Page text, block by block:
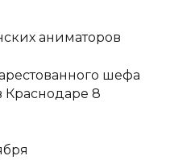
аниматоров
шефа
Краснодаре 8